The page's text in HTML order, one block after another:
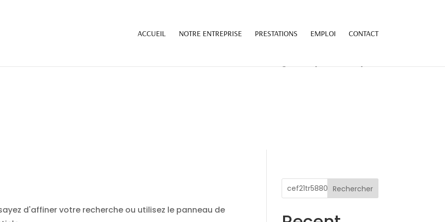
ACCUEIL NOTRE ENTREPRISE PRESTATIONS EMPLOI CONTACT
d'affiner votre recherche ou utilisez le panneau de
Rechercher